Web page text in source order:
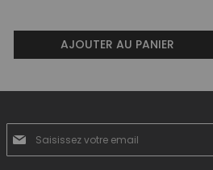
AJOUTER AU PANIER
notre